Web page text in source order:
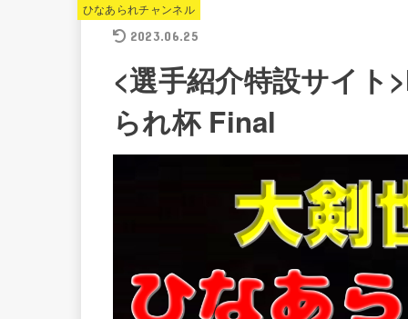
ひなあられチャンネル
2023.06.25
<選手紹介特設サイト
られ杯 Final